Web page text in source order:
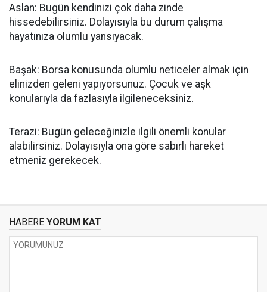
Aslan: Bugün kendinizi çok daha zinde
hissedebilirsiniz. Dolayısıyla bu durum çalışma
hayatınıza olumlu yansıyacak.
Başak: Borsa konusunda olumlu neticeler almak için
elinizden geleni yapıyorsunuz. Çocuk ve aşk
konularıyla da fazlasıyla ilgileneceksiniz.
Terazi: Bugün geleceğinizle ilgili önemli konular
alabilirsiniz. Dolayısıyla ona göre sabırlı hareket
etmeniz gerekecek.
HABERE YORUM KAT